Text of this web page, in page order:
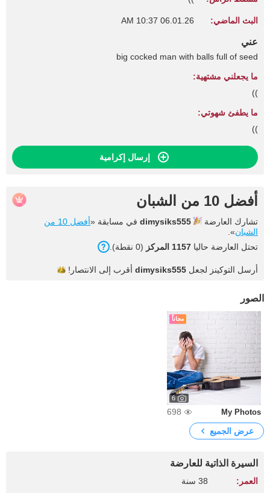
البث الماضي: 06.01.26 10:37 AM
عني
big cocked man with balls full of seed
ما يجعلني مشتهية:
))
ما يطفئ شهوتي:
))
إرسال إكرامية
أفضل 10 من الشبان
تشارك العارضة dimysiks555 في مسابقة «
أفضل 10 من
الشبان».
تحتل العارضة حاليا 1157 المركز (0 نقطة).
أرسل التوكينز لجعل dimysiks555 أقرب إلى الانتصار!
الصور
مجاناً
6
My Photos
698
عرض الجميع
السيرة الذاتية للعارضة
العمر: 38 سنة